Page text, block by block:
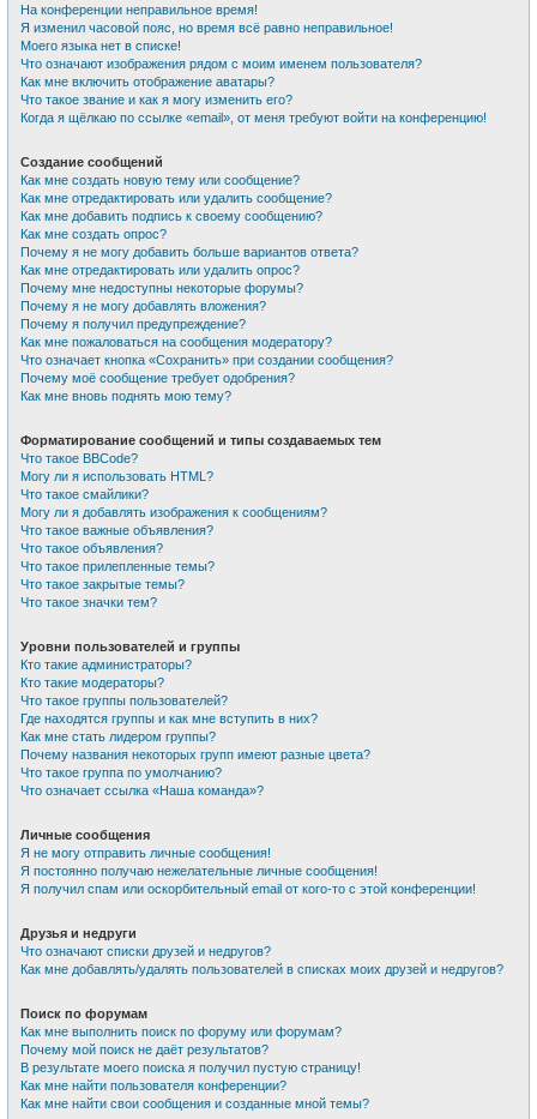
На конференции неправильное время!
Я изменил часовой пояс, но время всё равно неправильное!
Моего языка нет в списке!
Что означают изображения рядом с моим именем пользователя?
Как мне включить отображение аватары?
Что такое звание и как я могу изменить его?
Когда я щёлкаю по ссылке «email», от меня требуют войти на конференцию!
Создание сообщений
Как мне создать новую тему или сообщение?
Как мне отредактировать или удалить сообщение?
Как мне добавить подпись к своему сообщению?
Как мне создать опрос?
Почему я не могу добавить больше вариантов ответа?
Как мне отредактировать или удалить опрос?
Почему мне недоступны некоторые форумы?
Почему я не могу добавлять вложения?
Почему я получил предупреждение?
Как мне пожаловаться на сообщения модератору?
Что означает кнопка «Сохранить» при создании сообщения?
Почему моё сообщение требует одобрения?
Как мне вновь поднять мою тему?
Форматирование сообщений и типы создаваемых тем
Что такое BBCode?
Могу ли я использовать HTML?
Что такое смайлики?
Могу ли я добавлять изображения к сообщениям?
Что такое важные объявления?
Что такое объявления?
Что такое прилепленные темы?
Что такое закрытые темы?
Что такое значки тем?
Уровни пользователей и группы
Кто такие администраторы?
Кто такие модераторы?
Что такое группы пользователей?
Где находятся группы и как мне вступить в них?
Как мне стать лидером группы?
Почему названия некоторых групп имеют разные цвета?
Что такое группа по умолчанию?
Что означает ссылка «Наша команда»?
Личные сообщения
Я не могу отправить личные сообщения!
Я постоянно получаю нежелательные личные сообщения!
Я получил спам или оскорбительный email от кого-то с этой конференции!
Друзья и недруги
Что означают списки друзей и недругов?
Как мне добавлять/удалять пользователей в списках моих друзей и недругов?
Поиск по форумам
Как мне выполнить поиск по форуму или форумам?
Почему мой поиск не даёт результатов?
В результате моего поиска я получил пустую страницу!
Как мне найти пользователя конференции?
Как мне найти свои сообщения и созданные мной темы?